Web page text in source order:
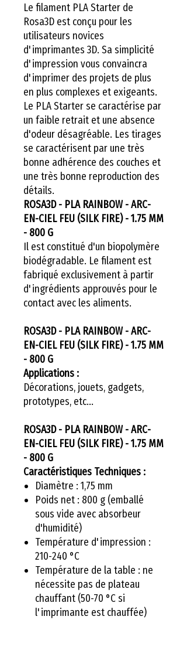
Le filament PLA Starter de
Rosa3D est conçu pour les
utilisateurs novices
d'imprimantes 3D. Sa simplicité
d'impression vous convaincra
d'imprimer des projets de plus
en plus complexes et exigeants.
Le PLA Starter se caractérise par
un faible retrait et une absence
d'odeur désagréable. Les tirages
se caractérisent par une très
bonne adhérence des couches et
une très bonne reproduction des
détails.
ROSA3D - PLA RAINBOW - ARC-
EN-CIEL FEU (SILK FIRE) - 1.75 MM
- 800 G
Il est constitué d'un biopolymère
biodégradable. Le filament est
fabriqué exclusivement à partir
d'ingrédients approuvés pour le
contact avec les aliments.
ROSA3D - PLA RAINBOW - ARC-
EN-CIEL FEU (SILK FIRE) - 1.75 MM
- 800 G
Applications :
Décorations, jouets, gadgets,
prototypes, etc...
ROSA3D - PLA RAINBOW - ARC-
EN-CIEL FEU (SILK FIRE) - 1.75 MM
- 800 G
Caractéristiques Techniques :
Diamètre : 1,75 mm
Poids net : 800 g (emballé
sous vide avec absorbeur
d'humidité)
Température d'impression :
210-240 °C
Température de la table : ne
nécessite pas de plateau
chauffant (50-70 °C si
l'imprimante est chauffée)